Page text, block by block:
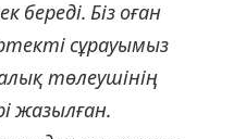
береді. Біз оған
сұрауымыз
төлеушінің
жазылған.